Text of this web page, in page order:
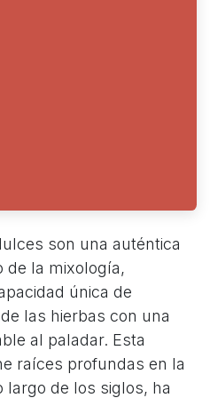
son una auténtica
de la mixología,
única de
las hierbas con una
al paladar. Esta
raíces profundas en la
largo de los siglos, ha